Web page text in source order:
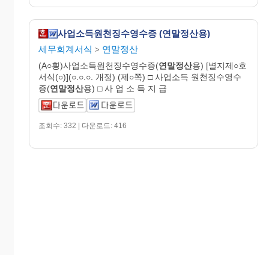
사업소득원천징수영수증 (연말정산용)
세무회계서식 > 연말정산
(A○횡)사업소득원천징수영수증(연말정산용) [별지제○호
서식(○)](○.○.○. 개정) (제○쪽) □ 사업소득 원천징수영수
증(연말정산용) □ 사 업 소 득 지 급
조회수: 332 | 다운로드: 416